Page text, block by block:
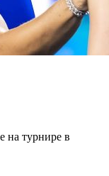
на турнире в